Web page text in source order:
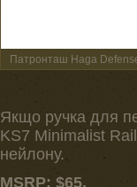
Патронташ Haga
Якщо ручка для
KS7 Minimalist
нейлону.
MSRP: $65.